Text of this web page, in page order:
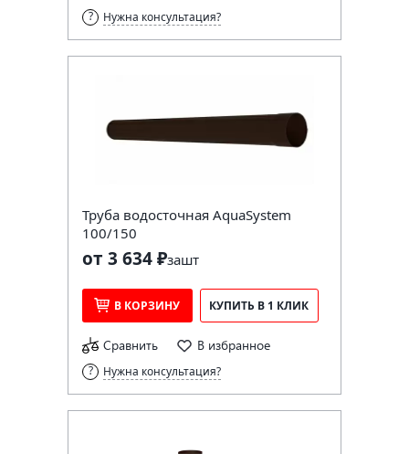
Нужна консультация?
Труба водосточная AquaSystem
100/150
от 3 634 ₽зашт
В КОРЗИНУ КУПИТЬ В 1 КЛИК
Сравнить В избранное
Нужна консультация?